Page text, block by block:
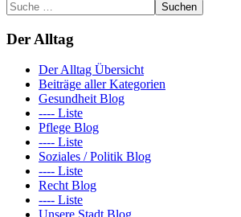
Suchen
Der Alltag
Der Alltag Übersicht
Beiträge aller Kategorien
Gesundheit Blog
---- Liste
Pflege Blog
---- Liste
Soziales / Politik Blog
---- Liste
Recht Blog
---- Liste